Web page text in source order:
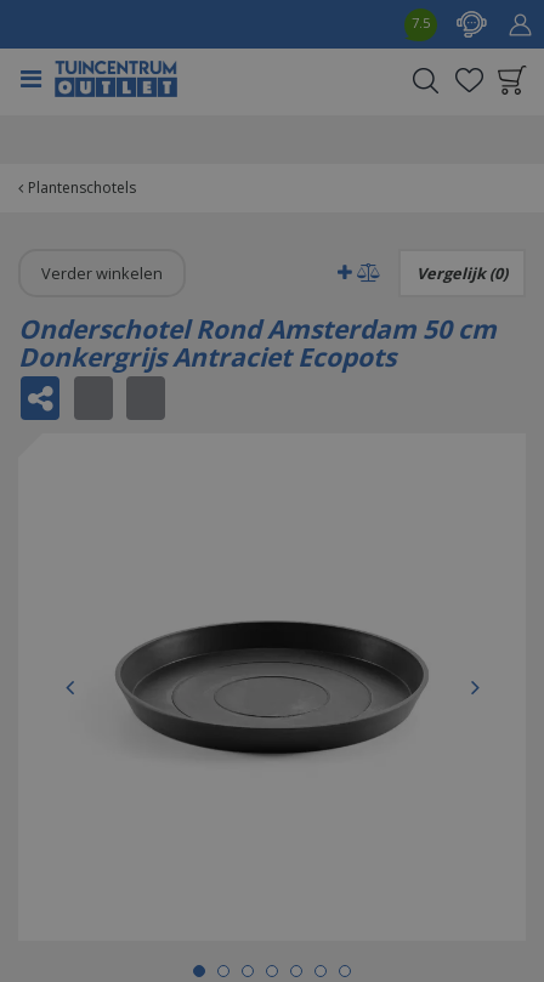
Plantenschotels
7.5
Verder winkelen Vergelijk (0)
Onderschotel Rond Amsterdam 50 cm
Donkergrijs Antraciet Ecopots